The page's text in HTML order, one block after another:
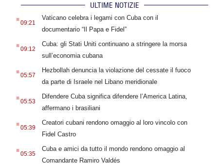
ULTIME NOTIZIE
.09:21
Vaticano celebra i legami con Cuba con il
documentario “Il Papa e Fidel”
.09:12
Cuba: gli Stati Uniti continuano a stringere la morsa
sull’economia cubana
.05:57
Hezbollah denuncia la violazione del cessate il fuoco
da parte di Israele nel Libano meridionale
.05:53
Difendere Cuba significa difendere l’America Latina,
affermano i brasiliani
.05:39
Creatori cubani rendono omaggio al loro vincolo con
Fidel Castro
.05:35
Cuba e amici da tutto il mondo rendono omaggio al
Comandante Ramiro Valdés